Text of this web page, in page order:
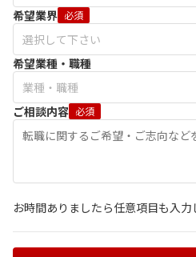
希望業界 必須
希望業種・職種
ご相談内容 必須
お時間ありましたら任意項目も入力